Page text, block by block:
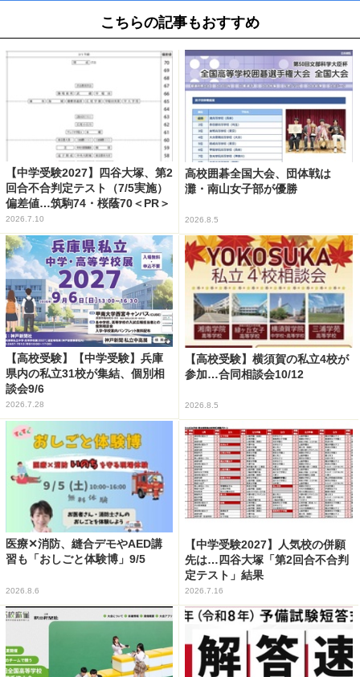
こちらの記事もおすすめ
【中学受験2027】四谷大塚、第2
回合不合判定テスト（7/5実施）
偏差値…筑駒74・桜蔭70＜PR＞
2026.7.10
高校囲碁全国大会、団体戦は
灘・南山女子部が優勝
2026.8.5
【高校受験】【中学受験】兵庫
県内の私立31校が集結、個別相
談会9/6
2026.7.28
【高校受験】横須賀の私立4校が
参加…合同相談会10/12
2026.8.5
医療✕消防、縫合デモやAED講
習も「おしごと体験博」9/5
2026.8.6
【中学受験2027】人気校の併願
先は…四谷大塚「第2回合不合判
定テスト」結果
2026.7.16